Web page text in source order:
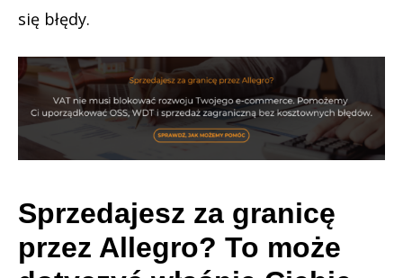
się błędy.
Sprzedajesz za granicę
przez Allegro? To może